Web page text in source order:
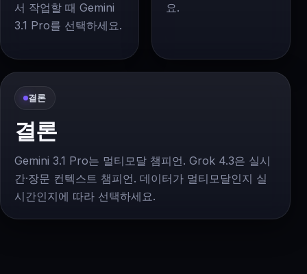
서 작업할 때 Gemini
3.1 Pro를 선택하세요.
요.
결론
결론
Gemini 3.1 Pro는 멀티모달 챔피언. Grok 4.3은 실시
간·장문 컨텍스트 챔피언. 데이터가 멀티모달인지 실
시간인지에 따라 선택하세요.